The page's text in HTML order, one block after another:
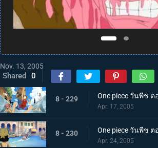
Nov. 13, 2005
Shared 0
8 - 229
Apr. 17, 2005
8 - 230
Apr. 24, 2005